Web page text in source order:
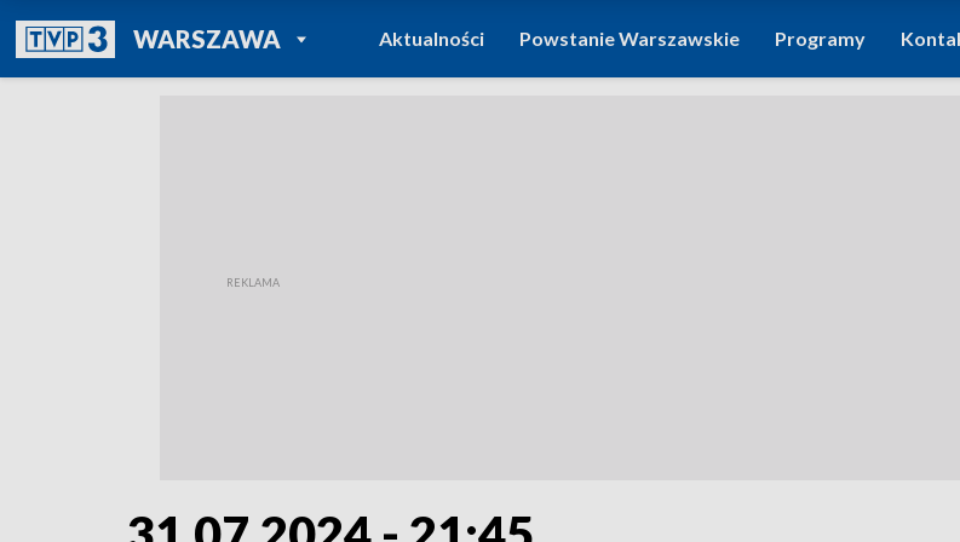
WARSZAWAPOWRÓT DO
TVP REGIONY
Aktualności Powstanie Warszawskie Programy